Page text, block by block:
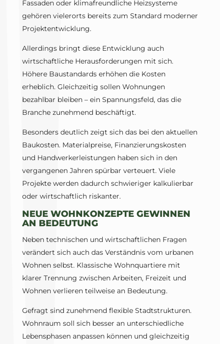
Fassaden oder klimafreundliche Heizsysteme
gehören vielerorts bereits zum Standard moderner
Projektentwicklung.
Allerdings bringt diese Entwicklung auch
wirtschaftliche Herausforderungen mit sich.
Höhere Baustandards erhöhen die Kosten
erheblich. Gleichzeitig sollen Wohnungen
bezahlbar bleiben – ein Spannungsfeld, das die
Branche zunehmend beschäftigt.
Besonders deutlich zeigt sich das bei den aktuellen
Baukosten. Materialpreise, Finanzierungskosten
und Handwerkerleistungen haben sich in den
vergangenen Jahren spürbar verteuert. Viele
Projekte werden dadurch schwieriger kalkulierbar
oder wirtschaftlich riskanter.
NEUE WOHNKONZEPTE GEWINNEN
AN BEDEUTUNG
Neben technischen und wirtschaftlichen Fragen
verändert sich auch das Verständnis vom urbanen
Wohnen selbst. Klassische Wohnquartiere mit
klarer Trennung zwischen Arbeiten, Freizeit und
Wohnen verlieren teilweise an Bedeutung.
Gefragt sind zunehmend flexible Stadtstrukturen.
Wohnraum soll sich besser an unterschiedliche
Lebensphasen anpassen können und gleichzeitig